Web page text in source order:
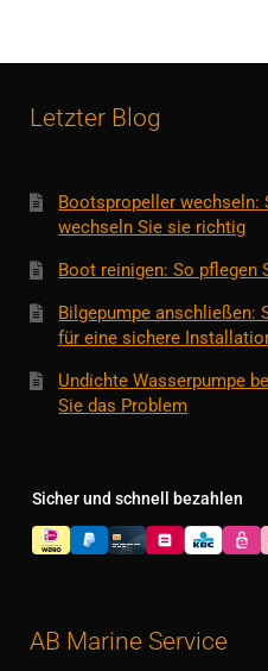
Letzter Blog
Bootspropeller wechseln:
wechseln Sie sie richtig
Boot reinigen: So pflegen
Bilgepumpe anschließen:
für eine sichere
Undichte Wasserpumpe
Sie das Problem
Sicher und schnell bezahlen
AB Marine Service